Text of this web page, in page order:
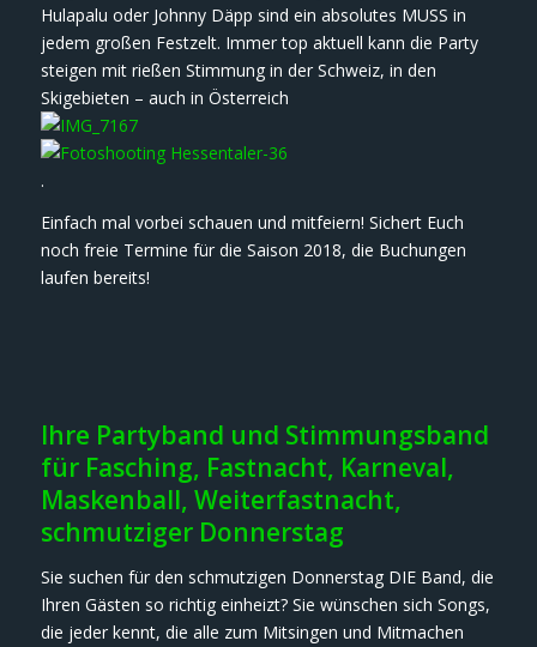
Hulapalu oder Johnny Däpp sind ein absolutes MUSS in
jedem großen Festzelt. Immer top aktuell kann die Party
steigen mit rießen Stimmung in der Schweiz, in den
Skigebieten – auch in Österreich
.
Einfach mal vorbei schauen und mitfeiern! Sichert Euch
noch freie Termine für die Saison 2018, die Buchungen
laufen bereits!
Ihre Partyband und Stimmungsband
für Fasching, Fastnacht, Karneval,
Maskenball, Weiterfastnacht,
schmutziger Donnerstag
Sie suchen für den schmutzigen Donnerstag DIE Band, die
Ihren Gästen so richtig einheizt? Sie wünschen sich Songs,
die jeder kennt, die alle zum Mitsingen und Mitmachen